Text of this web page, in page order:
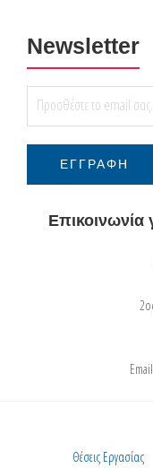
Newsletter
Επικοινωνία
Θέσεις Εργασίας